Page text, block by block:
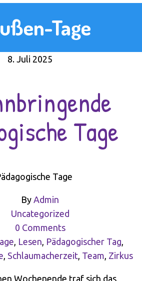
Tage
8. Juli 2025
Tage
By Admin
Uncategorized
0 Comments
Lesen Pädagogischer Tag
Schlaumacherzeit, Team Zirkus
Wochenende traf sich das